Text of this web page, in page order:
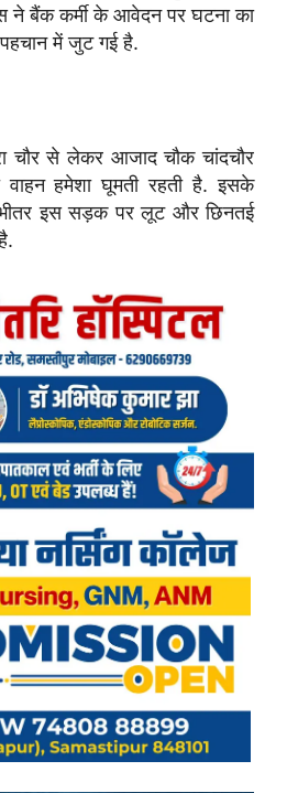
ने बैंक कर्मी के आवेदन पर घटना का
में जुट गई है.
चौर से लेकर आजाद चौक चांदचौर
हमेशा घूमती रहती है. इसके
इस सड़क पर लूट और छिनतई